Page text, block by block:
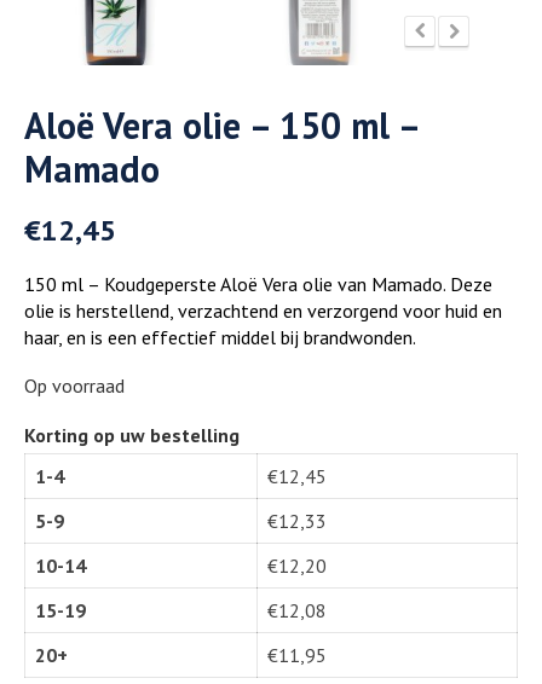
Aloë Vera olie – 150 ml –
Mamado
€12,45
150 ml – Koudgeperste Aloë Vera olie van Mamado. Deze
olie is herstellend, verzachtend en verzorgend voor huid en
haar, en is een effectief middel bij brandwonden.
Op voorraad
Korting op uw bestelling
1-4
€12,45
5-9
€12,33
10-14
€12,20
15-19
€12,08
20+
€11,95